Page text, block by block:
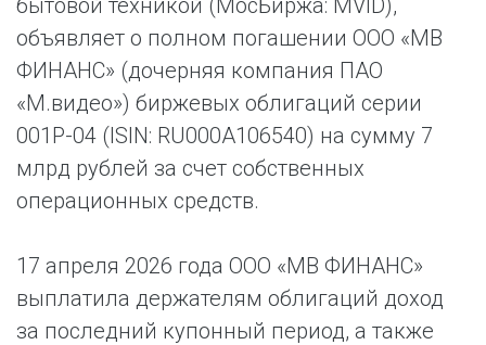
бытовой техникой (МосБиржа: MVID),
объявляет о полном погашении ООО «МВ
ФИНАНС» (дочерняя компания ПАО
«М.видео») биржевых облигаций серии
001Р-04 (ISIN: RU000A106540) на сумму 7
млрд рублей за счет собственных
операционных средств.
17 апреля 2026 года ООО «МВ ФИНАНС»
выплатила держателям облигаций доход
за последний купонный период, а также